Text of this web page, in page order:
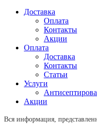
Доставка
Оплата
Контакты
Акции
Оплата
Доставка
Контакты
Статьи
Услуги
Акции
Вся информация,